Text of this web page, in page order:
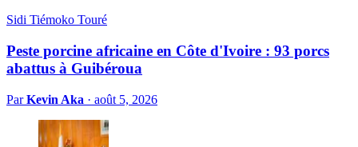
Sidi Tiémoko Touré
Peste porcine africaine en Côte d'Ivoire : 93 porcs
abattus à Guibéroua
ParKevin Aka · août 5, 2026